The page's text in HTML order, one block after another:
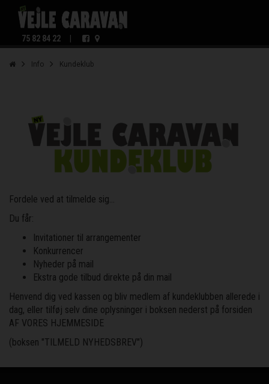
75 82 84 22
Info Kundeklub
Fordele ved at tilmelde sig...
Du får:
Invitationer til arrangementer
Konkurrencer
Nyheder på mail
Ekstra gode tilbud direkte på din mail
Henvend dig ved kassen og bliv medlem af kundeklubben allerede i
dag, eller tilføj selv dine oplysninger i boksen nederst på forsiden
AF VORES HJEMMESIDE
(boksen "TILMELD NYHEDSBREV")